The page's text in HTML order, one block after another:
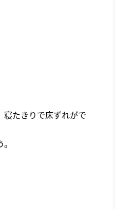
寝たきりで床ずれがで